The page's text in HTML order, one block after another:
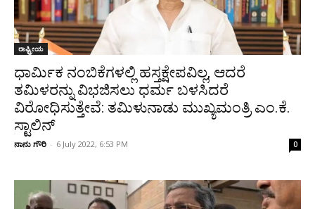
ರಾಷ್ಟ್ರೀಯ
ಧಾರ್ಮಿಕ ನಂಬಿಕೆಗಳಲ್ಲಿ ಹಸ್ತಕ್ಷೇಪವಿಲ್ಲ, ಆದರೆ
ತಮಿಳರನ್ನು ವಿಭಜಿಸಲು ಧರ್ಮ ಬಳಸಿದರೆ
ವಿರೋಧಿಸುತ್ತೇವೆ: ತಮಿಳುನಾಡು ಮುಖ್ಯಮಂತ್ರಿ ಎಂ.ಕೆ.
ಸ್ಟಾಲಿನ್
ನಾನು ಗೌರಿ - 6 July 2022, 6:53 PM 0